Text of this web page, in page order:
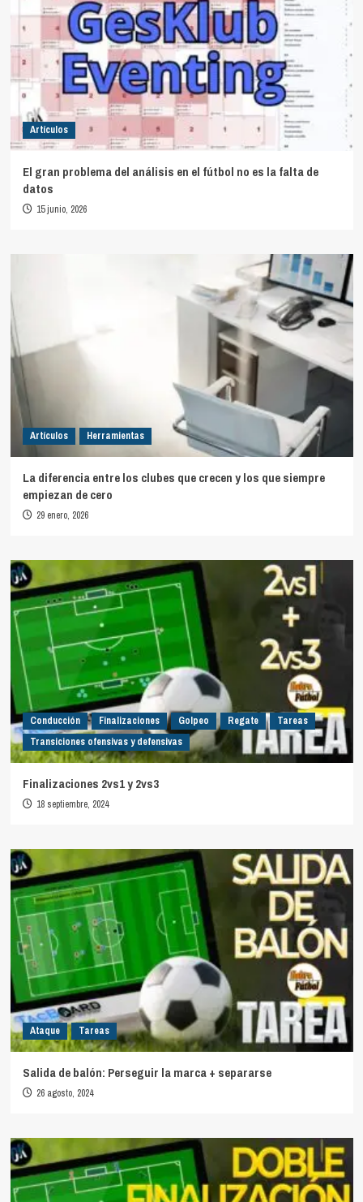
Artículos
El gran problema del análisis en el fútbol no es la falta de
datos
15 junio, 2026
Artículos Herramientas
La diferencia entre los clubes que crecen y los que siempre
empiezan de cero
29 enero, 2026
Conducción Finalizaciones Golpeo Regate
Tareas
Transiciones ofensivas y defensivas
Finalizaciones 2vs1 y 2vs3
18 septiembre, 2024
Ataque Tareas
Salida de balón: Perseguir la marca + separarse
26 agosto, 2024